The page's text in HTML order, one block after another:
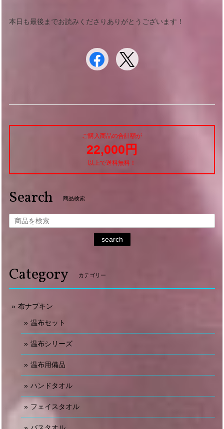
本日も最後までお読みくださりありがとうございます！
ご購入商品の合計額が
22,000円
以上で送料無料！
Search 商品検索
search
Category カテゴリー
布ナプキン
温布セット
温布シリーズ
温布用備品
ハンドタオル
フェイスタオル